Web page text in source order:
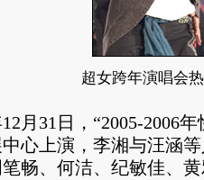
超女跨年演唱会
31日，“2005-2006年
心上演，李湘与汪涵
畅、何洁、纪敏佳、